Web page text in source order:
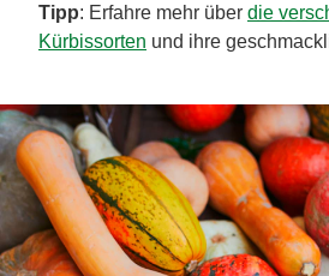
Tipp: Erfahre mehr über die
Kürbissorten und ihre